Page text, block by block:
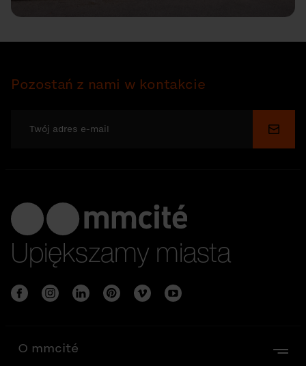
Pozostań z nami w kontakcie
Wyślij
Upiększamy miasta
O mmcité